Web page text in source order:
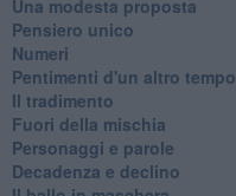
Una modesta proposta
Pensiero unico
Numeri
Pentimenti d'un altro tempo
Il tradimento
Fuori della mischia
Personaggi e parole
Decadenza e declino